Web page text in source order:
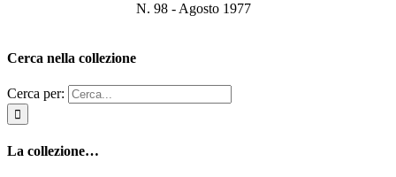
N. 98 - Agosto 1977
Cerca nella collezione
Cerca per:
La collezione…